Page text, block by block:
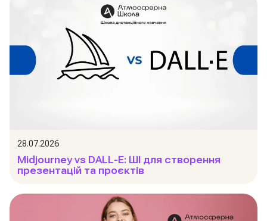
28.07.2026
Midjourney vs DALL-E: ШІ для створення
презентацій та проєктів